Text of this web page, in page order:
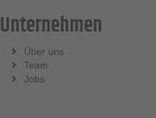
Unternehmen
Über uns
Team
Jobs